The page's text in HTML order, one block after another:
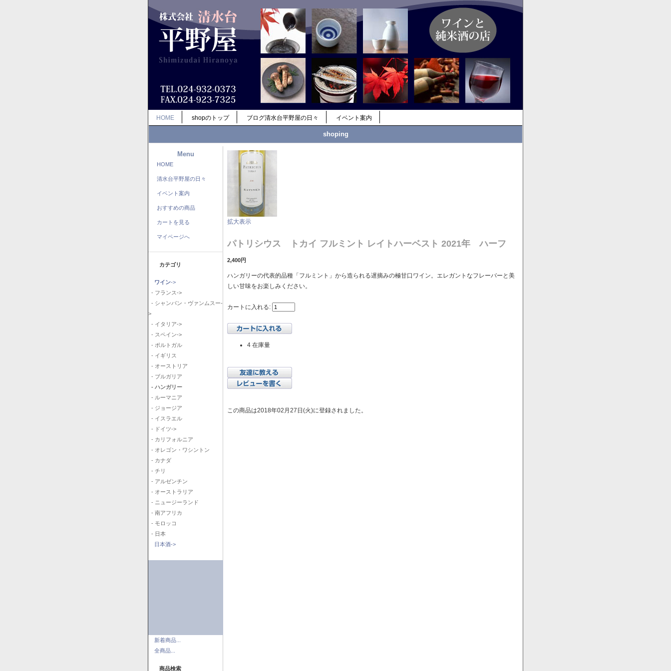
HOME shopのトップ ブログ清水台平野屋の日々 イベント案内
shoping
Menu
HOME
清水台平野屋の日々
イベント案内
おすすめの商品
カートを見る
マイページへ
カテゴリ
ワイン->
- フランス->
- シャンパン・ヴァンムスー-
>
- イタリア->
- スペイン->
- ポルトガル
- イギリス
- オーストリア
- ブルガリア
- ハンガリー
- ルーマニア
- ジョージア
- イスラエル
- ドイツ->
- カリフォルニア
- オレゴン・ワシントン
- カナダ
- チリ
- アルゼンチン
- オーストラリア
- ニュージーランド
- 南アフリカ
- モロッコ
- 日本
日本酒->
新着商品...
全商品...
商品検索
拡大表示
パトリシウス トカイ フルミント レイトハーベスト 2021年 ハーフ
2,400円
ハンガリーの代表的品種「フルミント」から造られる遅摘みの極甘口ワイン。エレガントなフレーバーと美
しい甘味をお楽しみください。
カートに入れる:
4 在庫量
この商品は2018年02月27日(火)に登録されました。